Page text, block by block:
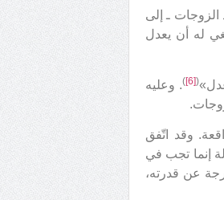
الزوجات ـ إلى
له أن يعدل
(
[6]
). وعليه
وقد اتّفق
إنما تجب في
عن قدرته،